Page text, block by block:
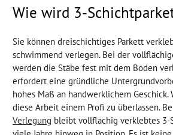
Wie wird 3-
Sie können dreischichtiges Parkett
schwimmend verlegen. Bei der
werden die Stäbe fest mit dem Boden
erfordert eine gründliche
hohes Maß an handwerklichem
diese Arbeit einem Profi zu überlassen.
Verlegung bleibt vollflächig verklebtes 3-